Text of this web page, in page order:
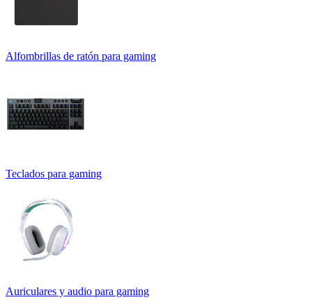
Alfombrillas de ratón para gaming
Teclados para gaming
Auriculares y audio para gaming